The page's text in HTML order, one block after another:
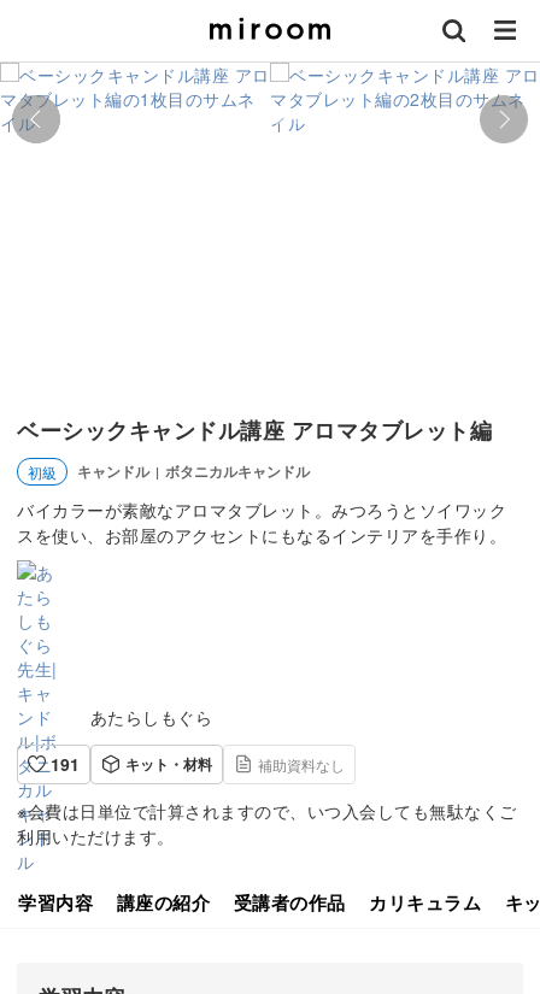
ベーシックキャンドル講座 アロマタブレット編
初級 キャンドル | ボタニカルキャンドル
バイカラーが素敵なアロマタブレット。みつろうとソイワック
スを使い、お部屋のアクセントにもなるインテリアを手作り。
あたらしもぐら
191
キット・材料 補助資料なし
※会費は日単位で計算されますので、いつ入会しても無駄なくご
利用いただけます。
学習内容 講座の紹介 受講者の作品 カリキュラム キ